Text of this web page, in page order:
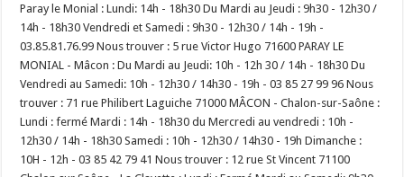
Paray le Monial : Lundi: 14h - 18h30 Du Mardi au Jeudi : 9h30 - 12h30 /
14h - 18h30 Vendredi et Samedi : 9h30 - 12h30 / 14h - 19h -
03.85.81.76.99 Nous trouver : 5 rue Victor Hugo 71600 PARAY LE
MONIAL - Mâcon : Du Mardi au Jeudi: 10h - 12h 30 / 14h - 18h30 Du
Vendredi au Samedi: 10h - 12h30 / 14h30 - 19h - 03 85 27 99 96 Nous
trouver : 71 rue Philibert Laguiche 71000 MÂCON - Chalon-sur-Saône :
Lundi : fermé Mardi : 14h - 18h30 du Mercredi au vendredi : 10h -
12h30 / 14h - 18h30 Samedi : 10h - 12h30 / 14h30 - 19h Dimanche :
10H - 12h - 03 85 42 79 41 Nous trouver : 12 rue St Vincent 71100